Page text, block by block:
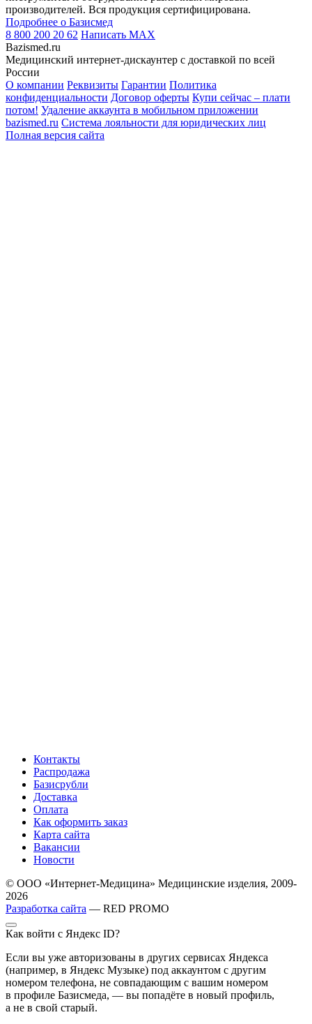
производителей. Вся продукция сертифицирована.
Подробнее о Базисмед
8 800 200 20 62 Написать MAX
Bazismed.ru
Медицинский интернет-дискаунтер с доставкой по всей
России
О компании Реквизиты Гарантии Политика
конфиденциальности Договор оферты Купи сейчас – плати
потом! Удаление аккаунта в мобильном приложении
bazismed.ru Система лояльности для юридических лиц
Полная версия сайта
Контакты
Распродажа
Базисрубли
Доставка
Оплата
Как оформить заказ
Карта сайта
Вакансии
Новости
© ООО «Интернет-Медицина» Медицинские изделия, 2009-
2026
Разработка сайта — RED PROMO
Как войти с Яндекс ID?
Если вы уже авторизованы в других сервисах Яндекса
(например, в Яндекс Музыке) под аккаунтом с другим
номером телефона, не совпадающим с вашим номером
в профиле Базисмеда, — вы попадёте в новый профиль,
а не в свой старый.